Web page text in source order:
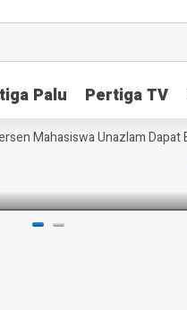
Palu Pertiga TV
Palu Pertiga TV
Mahasiswa Unazlam Dapat
Babi